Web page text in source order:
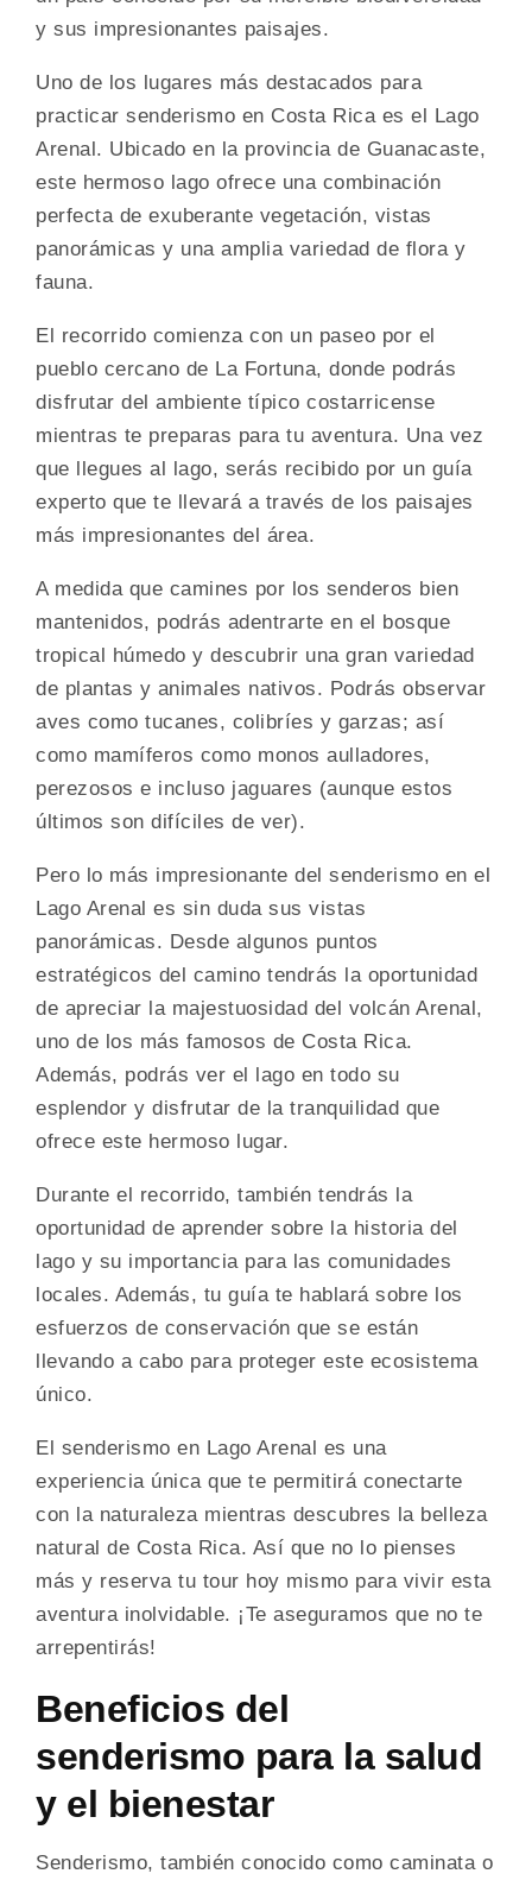
y sus impresionantes paisajes.
Uno de los lugares más destacados para
practicar senderismo en Costa Rica es el Lago
Arenal. Ubicado en la provincia de Guanacaste,
este hermoso lago ofrece una combinación
perfecta de exuberante vegetación, vistas
panorámicas y una amplia variedad de flora y
fauna.
El recorrido comienza con un paseo por el
pueblo cercano de La Fortuna, donde podrás
disfrutar del ambiente típico costarricense
mientras te preparas para tu aventura. Una vez
que llegues al lago, serás recibido por un guía
experto que te llevará a través de los paisajes
más impresionantes del área.
A medida que camines por los senderos bien
mantenidos, podrás adentrarte en el bosque
tropical húmedo y descubrir una gran variedad
de plantas y animales nativos. Podrás observar
aves como tucanes, colibríes y garzas; así
como mamíferos como monos aulladores,
perezosos e incluso jaguares (aunque estos
últimos son difíciles de ver).
Pero lo más impresionante del senderismo en el
Lago Arenal es sin duda sus vistas
panorámicas. Desde algunos puntos
estratégicos del camino tendrás la oportunidad
de apreciar la majestuosidad del volcán Arenal,
uno de los más famosos de Costa Rica.
Además, podrás ver el lago en todo su
esplendor y disfrutar de la tranquilidad que
ofrece este hermoso lugar.
Durante el recorrido, también tendrás la
oportunidad de aprender sobre la historia del
lago y su importancia para las comunidades
locales. Además, tu guía te hablará sobre los
esfuerzos de conservación que se están
llevando a cabo para proteger este ecosistema
único.
El senderismo en Lago Arenal es una
experiencia única que te permitirá conectarte
con la naturaleza mientras descubres la belleza
natural de Costa Rica. Así que no lo pienses
más y reserva tu tour hoy mismo para vivir esta
aventura inolvidable. ¡Te aseguramos que no te
arrepentirás!
Beneficios del
senderismo para la salud
y el bienestar
Senderismo, también conocido como caminata o